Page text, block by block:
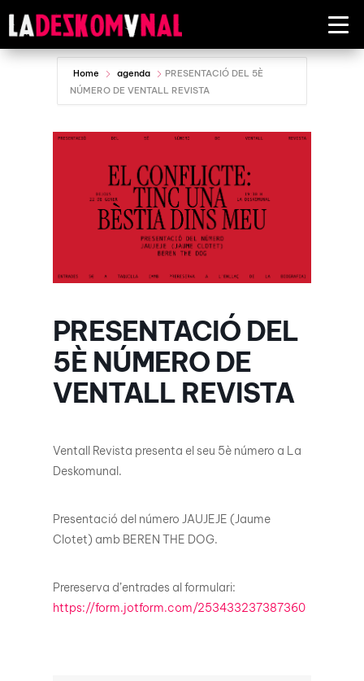
Home agenda
PRESENTACIÓ DEL 5È
NÚMERO DE VENTALL REVISTA
PRESENTACIÓ DEL
5È NÚMERO DE
VENTALL REVISTA
Ventall Revista presenta el seu 5è número a La
Deskomunal.
Presentació del número JAUJEJE (Jaume
Clotet) amb BEREN THE DOG.
Prereserva d’entrades al formulari:
https://form.jotform.com/253433237387360